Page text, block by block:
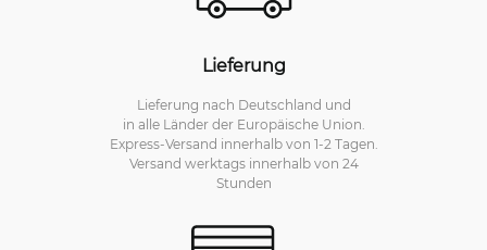
Lieferung
Lieferung nach Deutschland und
in alle Länder der Europäische Union.
Express-Versand innerhalb von 1-2 Tagen.
Versand werktags innerhalb von 24
Stunden